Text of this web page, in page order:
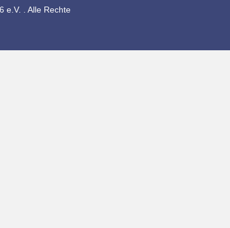
e.V. . Alle Rechte